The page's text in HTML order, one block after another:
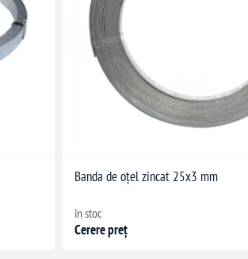
Banda de oțel zincat 25x3 mm
în stoc
Cerere preț